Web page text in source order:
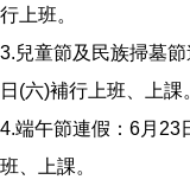
行上班。
3.兒童節及民族掃墓
日(六)補行上班、上課
4.端午節連假：6月23
班、上課。